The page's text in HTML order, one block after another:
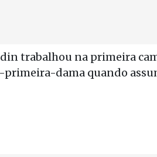
trabalhou na primeira
primeira-dama quando